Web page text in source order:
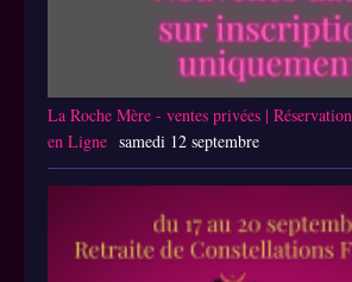
La Roche Mère - ventes privées |
en Ligne samedi 12 septembre